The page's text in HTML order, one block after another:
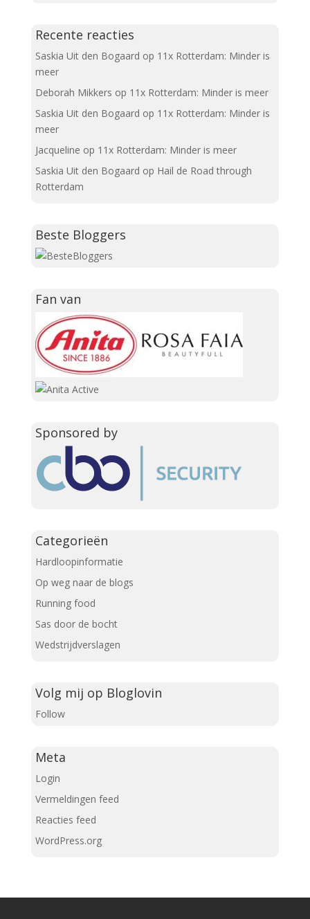
Recente reacties
Saskia Uit den Bogaard op 11x Rotterdam: Minder is
meer
Deborah Mikkers op 11x Rotterdam: Minder is meer
Saskia Uit den Bogaard op 11x Rotterdam: Minder is
meer
Jacqueline op 11x Rotterdam: Minder is meer
Saskia Uit den Bogaard op Hail de Road through
Rotterdam
Beste Bloggers
Fan van
Sponsored by
Categorieën
Hardloopinformatie
Op weg naar de blogs
Running food
Sas door de bocht
Wedstrijdverslagen
Volg mij op Bloglovin
Follow
Meta
Login
Vermeldingen feed
Reacties feed
WordPress.org